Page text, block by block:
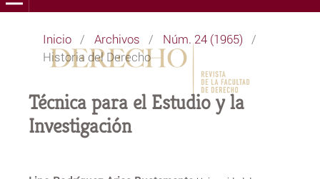
Inicio / Archivos / Núm. 24 (1965) /
Historia del Derecho
Técnica para el Estudio y la
Investigación